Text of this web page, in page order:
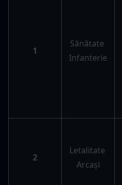
1
Sănătate
Infanterie
2
Letalitate
Arcași